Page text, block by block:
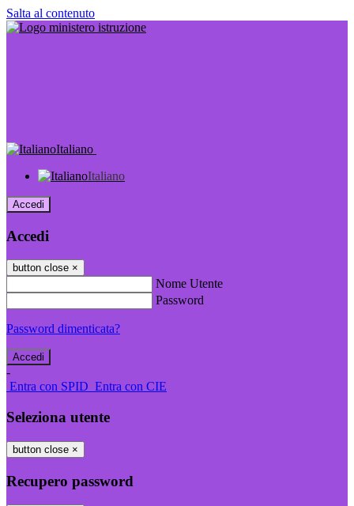
Salta al contenuto
Italiano
Italiano
Accedi
Accedi
button close ×
Nome Utente
Password
Password dimenticata?
-
Entra con SPID Entra con CIE
Seleziona utente
button close ×
Recupero password